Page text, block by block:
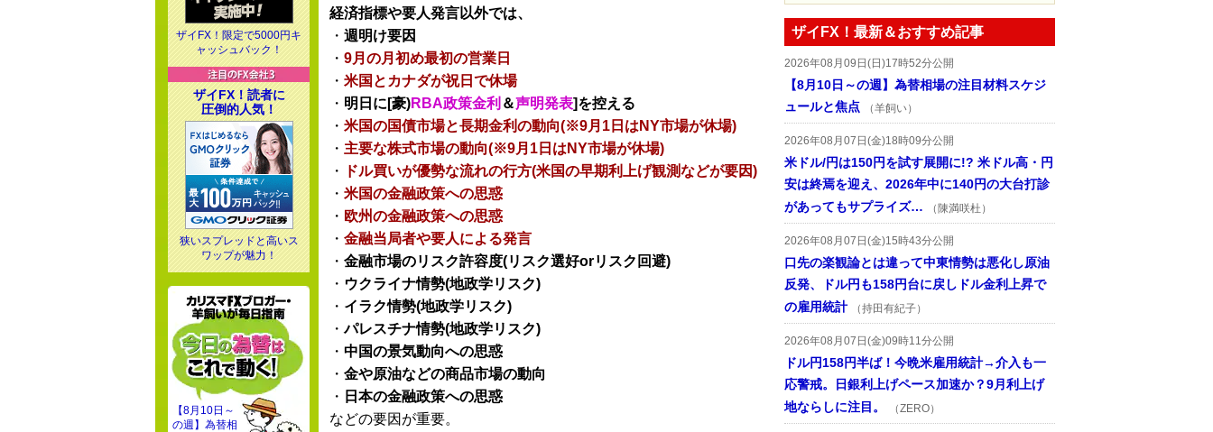
経済指標や要人発言以外では、
・ 週明け要因
・ 9月の月初め最初の営業日
・ 米国とカナダが祝日で休場
・ 明日に[豪)RBA政策金利 ＆声明発表]を控える
・ 米国の国債市場と長期金利の動向(※9月1日はNY市場が休場)
・ 主要な株式市場の動向(※9月1日はNY市場が休場)
・
ドル買いが優勢な流れの行方(米国の早期利上げ観測などが要因)
・ 米国の金融政策への思惑
・ 欧州の金融政策への思惑
・ 金融当局者や要人による発言
・ 金融市場のリスク許容度(リスク選好orリスク回避)
・ ウクライナ情勢(地政学リスク)
・ イラク情勢(地政学リスク)
・パレスチナ情勢(地政学リスク)
・ 中国の景気動向への思惑
・ 金や原油などの商品市場の動向
・ 日本の金融政策への思惑
などの要因が重要。
ザイFX！最新＆おすすめ記事
2026年08月09日(日)17時52分公開
【8月10日～の週】為替相場の注目材料スケジ
ュールと焦点 （羊飼い）
2026年08月07日(金)18時09分公開
米ドル/円は150円を試す展開に!? 米ドル高・円
安は終焉を迎え、2026年中に140円の大台打診
があってもサプライズ…
（陳満咲杜）
2026年08月07日(金)15時43分公開
口先の楽観論とは違って中東情勢は悪化し原油
反発、ドル円も158円台に戻しドル金利上昇で
の雇用統計
（持田有紀子）
2026年08月07日(金)09時11分公開
ドル円158円半ば！今晩米雇用統計→介入も一
応警戒。日銀利上げペース加速か？9月利上げ
地ならしに注目。
（ZERO）
ザイFX！限定で5000円キ
ャッシュバック！
ザイFX！読者に
圧倒的人気！
狭いスプレッドと高いス
ワップが魅力！
【8月10日～
の週】為替相